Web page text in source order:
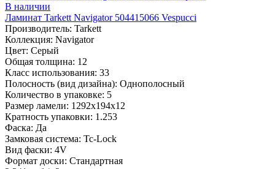
В наличии
Ламинат Tarkett Navigator 504415066 Vespucci
Производитель: Tarkett
Коллекция: Navigator
Цвет: Серый
Общая толщина: 12
Класс использования: 33
Полосность (вид дизайна): Однополосный
Количество в упаковке: 5
Размер ламели: 1292х194х12
Кратность упаковки: 1.253
Фаска: Да
Замковая система: Tc-Lock
Вид фаски: 4V
Формат доски: Стандартная